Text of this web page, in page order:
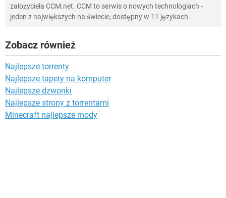
założyciela CCM.net. CCM to serwis o nowych technologiach -
jeden z największych na świecie, dostępny w 11 językach.
Zobacz również
Najlepsze torrenty
Najlepsze tapety na komputer
Najlepsze dzwonki
Najlepsze strony z torrentami
Minecraft najlepsze mody